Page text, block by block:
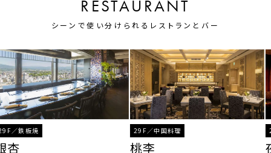
RESTAURANT
シーンで使い分けられるレストランとバー
板焼 29F／中国料理
桃李
29F
夜